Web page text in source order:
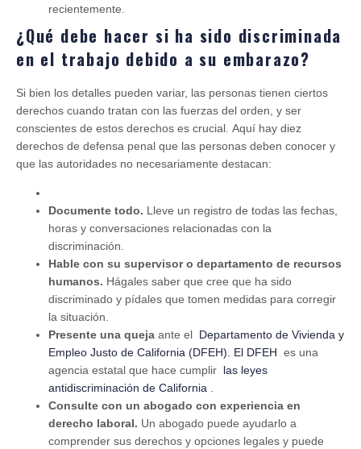
recientemente.
¿Qué debe hacer si ha sido discriminada
en el trabajo debido a su embarazo?
Si bien los detalles pueden variar, las personas tienen ciertos
derechos cuando tratan con las fuerzas del orden, y ser
conscientes de estos derechos es crucial. Aquí hay diez
derechos de defensa penal que las personas deben conocer y
que las autoridades no necesariamente destacan:
Documente todo. Lleve un registro de todas las fechas,
horas y conversaciones relacionadas con la
discriminación.
Hable con su supervisor o departamento de recursos
humanos. Hágales saber que cree que ha sido
discriminado y pídales que tomen medidas para corregir
la situación.
Presente una queja ante el Departamento de Vivienda y
Empleo Justo de California (DFEH). El DFEH es una
agencia estatal que hace cumplir las leyes
antidiscriminación de California .
Consulte con un abogado con experiencia en
derecho laboral. Un abogado puede ayudarlo a
comprender sus derechos y opciones legales y puede